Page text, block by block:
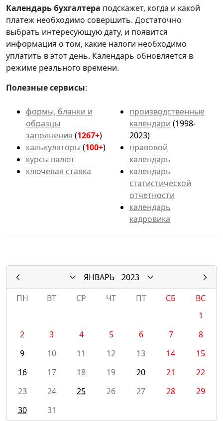
Календарьбухгалтера подскажет, когда и какой
платеж необходимо совершить. Достаточно
выбрать интересующую дату, и появится
информация о том, какие налоги необходимо
уплатить в этот день. Календарь обновляется в
режиме реального времени.
Полезные сервисы:
формы, бланки и
образцы
заполнения (1267+)
калькуляторы (100+)
курсы валют
ключевая ставка
производственные
календари (1998-
2023)
правовой
календарь
календарь
статистической
отчетности
календарь
кадровика
ЯНВАРЬ
2023
ПН
ВТ СР ЧТ ПТ СБ
ВС
1
2
3 4 5 6 7
8
9
10 11 12 13 14
15
16
17 18 19 20 21
22
23
24 25 26 27 28
29
30
31